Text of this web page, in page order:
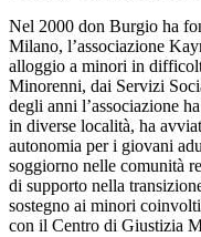
Nel 2000 don Burgio ha
Milano, l’associazione
alloggio a minori in
Minorenni, dai Servizi
degli anni l’associazione
in diverse località, ha
autonomia per i giovani
soggiorno nelle comunità
di supporto nella
sostegno ai minori
con il Centro di Giustizia